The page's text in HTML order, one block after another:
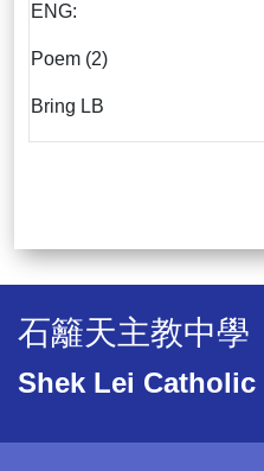
ENG:
Poem (2)
Bring LB
石籬天主教中學
Shek Lei